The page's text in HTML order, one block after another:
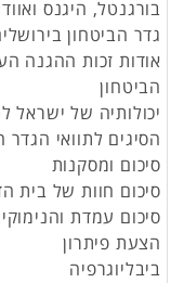
בורגנטל, היגנס
גדר הביטחון
אודות זכות ההגנה
הביטחון
יכולותיה של ישראל
הסיגים לתוואי
סיכום ומסקנות
סיכום חוות של בית
סיכום עמדת
הצעת פיתרון
ביבליוגרפיה